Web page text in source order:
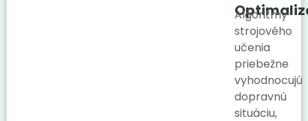
Algoritmy
strojového
učenia
priebežne
vyhodnocujú
dopravnú
situáciu,